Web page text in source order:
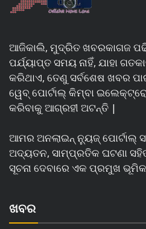
ଆଜିକାଲି, ମୁଦ୍ରିତ ଖବରକାଗଜ
ପର୍ଯ୍ୟାପ୍ତ ସମୟ ନାହିଁ, ଯାହା
କରିଥାଏ, ତେଣୁ ସର୍ବଶେଷ ଖବର
ୱେବ୍ ପୋର୍ଟାଲ୍ କିମ୍ବା
କରିବାକୁ ଆଗ୍ରହୀ ଅଟନ୍ତି |
ଆମର ଅନଲାଇନ୍ ନ୍ୟୁଜ୍ ପୋର୍ଟାଲ୍
ଅଦ୍ୟତନ, ସାମ୍ପ୍ରତିକ ଘଟଣା
ସୂଚନା ଦେବାରେ ଏକ ପ୍ରମୁଖ
ଖବର